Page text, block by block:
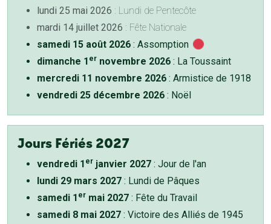
lundi 25 mai 2026 : Lundi de Pentecôte
mardi 14 juillet 2026 : Fête Nationale
samedi 15 août 2026 : Assomption
dimanche 1 er novembre 2026 : La Toussaint
mercredi 11 novembre 2026 : Armistice de 1918
vendredi 25 décembre 2026 : Noël
Jours Fériés 2027
vendredi 1 er janvier 2027 : Jour de l'an
lundi 29 mars 2027 : Lundi de Pâques
samedi 1 er mai 2027 : Fête du Travail
samedi 8 mai 2027 : Victoire des Alliés de 1945